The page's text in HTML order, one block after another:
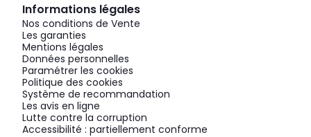
Informations légales
Nos conditions de Vente
Les garanties
Mentions légales
Données personnelles
Paramétrer les cookies
Politique des cookies
Système de recommandation
Les avis en ligne
Lutte contre la corruption
Accessibilité : partiellement conforme